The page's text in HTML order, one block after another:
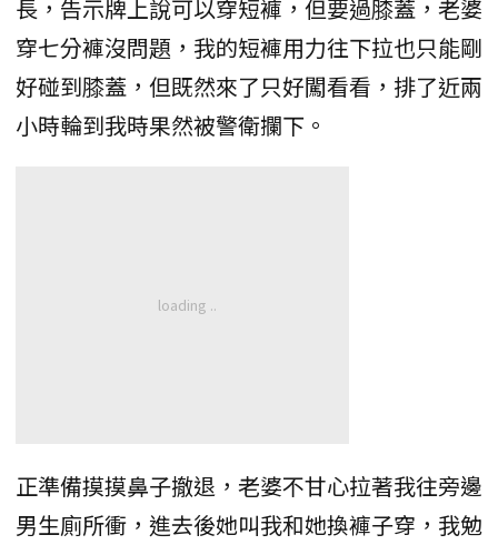
長，告示牌上說可以穿短褲，但要過膝蓋，老婆
穿七分褲沒問題，我的短褲用力往下拉也只能剛
好碰到膝蓋，但既然來了只好闖看看，排了近兩
小時輪到我時果然被警衛攔下。
正準備摸摸鼻子撤退，老婆不甘心拉著我往旁邊
男生廁所衝，進去後她叫我和她換褲子穿，我勉